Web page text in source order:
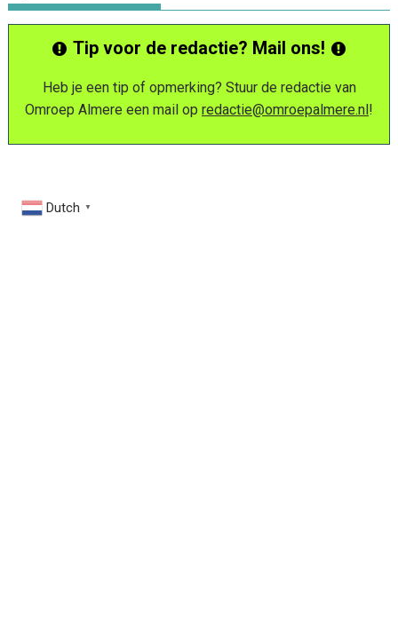
Tip voor de redactie? Mail ons!
Heb je een tip of opmerking? Stuur de redactie van
Omroep Almere een mail op redactie@omroepalmere.nl!
Dutch ▼